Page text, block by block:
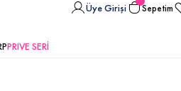
Üye Girişi Sepetim
PRIVE SERİ